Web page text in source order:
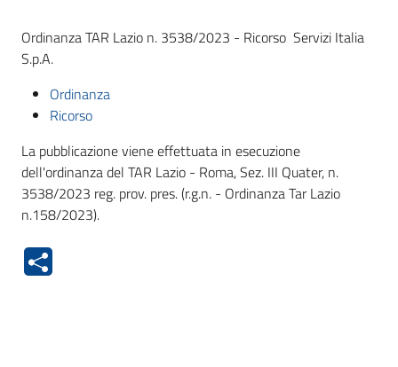
Ordinanza TAR Lazio n. 3538/2023 - Ricorso Servizi Italia
S.p.A.
Ordinanza
Ricorso
La pubblicazione viene effettuata in esecuzione
dell'ordinanza del TAR Lazio - Roma, Sez. III Quater, n.
3538/2023 reg. prov. pres. (r.g.n. - Ordinanza Tar Lazio
n.158/2023).